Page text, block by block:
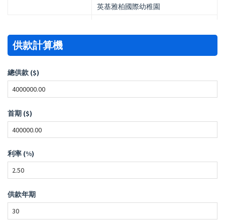
英基雅柏國際幼稚園
供款計算機
總供款 ($)
首期 ($)
利率 (%)
供款年期